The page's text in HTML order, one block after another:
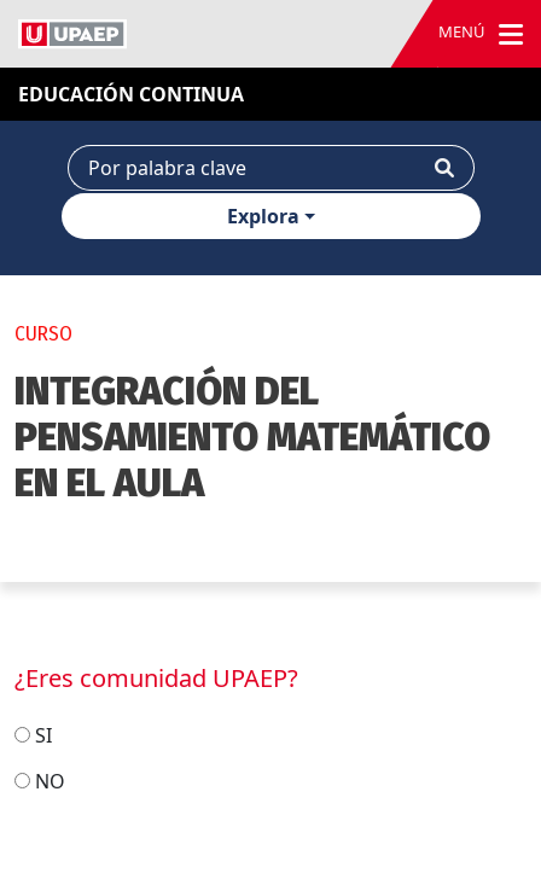
MENÚ
EDUCACIÓN CONTINUA
Explora
CURSO
INTEGRACIÓN DEL
PENSAMIENTO MATEMÁTICO
EN EL AULA
¿Eres comunidad UPAEP?
SI
NO